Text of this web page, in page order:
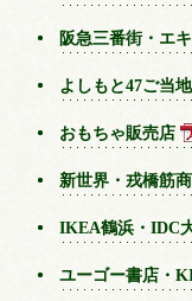
阪急三番街・エ
よしもと47ご当
おもちゃ販売店
新世界・戎橋筋
IKEA鶴浜・IDC
ユーゴー書店・